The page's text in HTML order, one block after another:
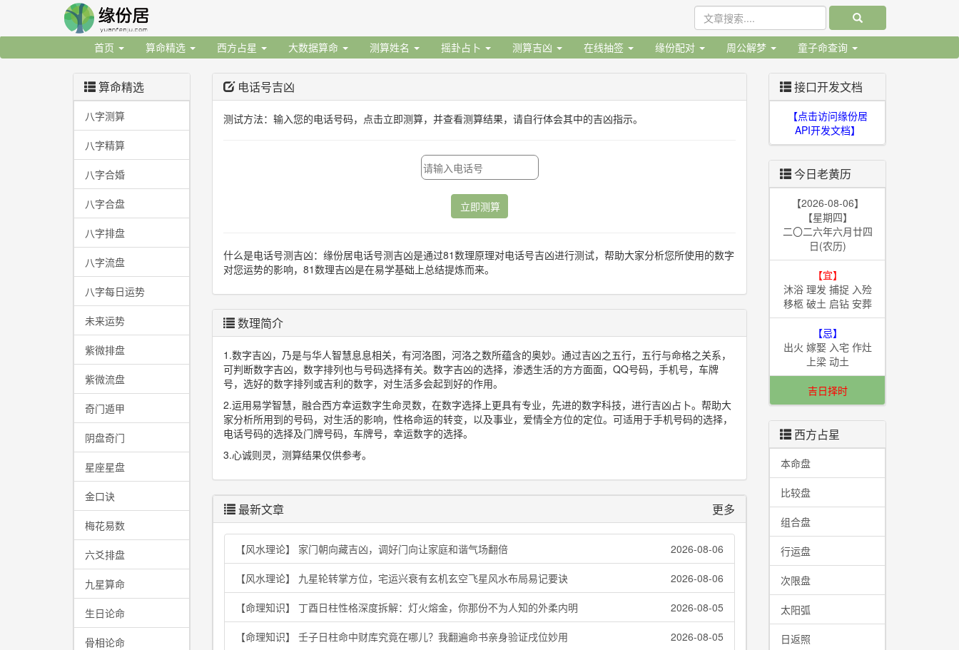
首页 算命精选 西方占星 大数据算命 测算姓名 摇卦占卜 测算吉凶 在线抽签 缘份配对 周公解梦 童子命查询
算命精选
八字测算
八字精算
八字合婚
八字合盘
八字排盘
八字流盘
八字每日运势
未来运势
紫微排盘
紫微流盘
奇门遁甲
阴盘奇门
星座星盘
金口诀
梅花易数
六爻排盘
九星算命
生日论命
骨相论命
电话号吉凶
测试方法：输入您的电话号码，点击立即测算，并查看测算结果，请自行体会其中的吉凶指示。
立即测算
什么是电话号测吉凶：缘份居电话号测吉凶是通过81数理原理对电话号吉凶进行测试，帮助大家分析您所使用的数字
对您运势的影响，81数理吉凶是在易学基础上总结提炼而来。
数理简介
1.数字吉凶，乃是与华人智慧息息相关，有河洛图，河洛之数所蕴含的奥妙。通过吉凶之五行，五行与命格之关系，
可判断数字吉凶，数字排列也与号码选择有关。数字吉凶的选择，渗透生活的方方面面，QQ号码，手机号，车牌
号，选好的数字排列或吉利的数字，对生活多会起到好的作用。
2.运用易学智慧，融合西方幸运数字生命灵数，在数字选择上更具有专业，先进的数字科技，进行吉凶占卜。帮助大
家分析所用到的号码，对生活的影响，性格命运的转变，以及事业，爱情全方位的定位。可适用于手机号码的选择，
电话号码的选择及门牌号码，车牌号，幸运数字的选择。
3.心诚则灵，测算结果仅供参考。
最新文章 更多
【风水理论】 家门朝向藏吉凶，调好门向让家庭和谐气场翻倍 2026-08-06
【风水理论】 九星轮转掌方位，宅运兴衰有玄机玄空飞星风水布局易记要诀 2026-08-06
【命理知识】 丁酉日柱性格深度拆解：灯火熔金，你那份不为人知的外柔内明 2026-08-05
【命理知识】 壬子日柱命中财库究竟在哪儿？我翻遍命书亲身验证戌位妙用 2026-08-05
接口开发文档
【点击访问缘份居
API开发文档】
今日老黄历
【2026-08-06】
【星期四】
二〇二六年六月廿四
日(农历)
【宜】
沐浴 理发 捕捉 入殓
移柩 破土 启钻 安葬
【忌】
出火 嫁娶 入宅 作灶
上梁 动土
吉日择时
西方占星
本命盘
比较盘
组合盘
行运盘
次限盘
太阳弧
日返照